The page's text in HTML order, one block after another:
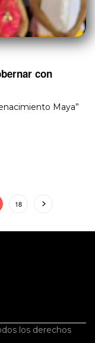
con
Maya”
18
los derechos